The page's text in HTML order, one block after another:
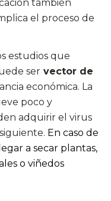
también
el proceso de
estudios que
ser vector de
económica. La
poco y
adquirir el virus
En caso de
a secar plantas,
o viñedos